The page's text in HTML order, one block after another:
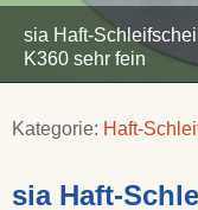
sia Haft-
K360 sehr fein
Kategorie: Haft-
sia Haft-